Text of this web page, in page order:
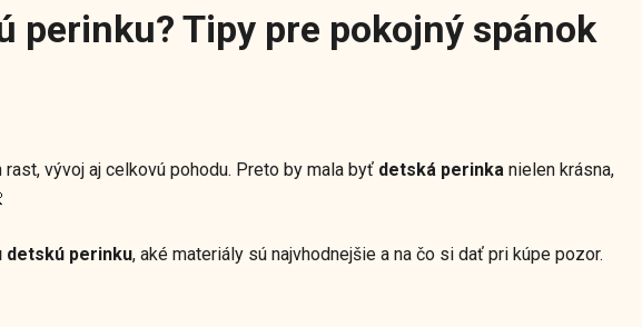
perinku? Tipy pre pokojný spánok
vývoj aj celkovú pohodu. Preto by mala byť detská perinka nielen krásna,
detskú perinku, aké materiály sú najvhodnejšie a na čo si dať pri kúpe pozor.